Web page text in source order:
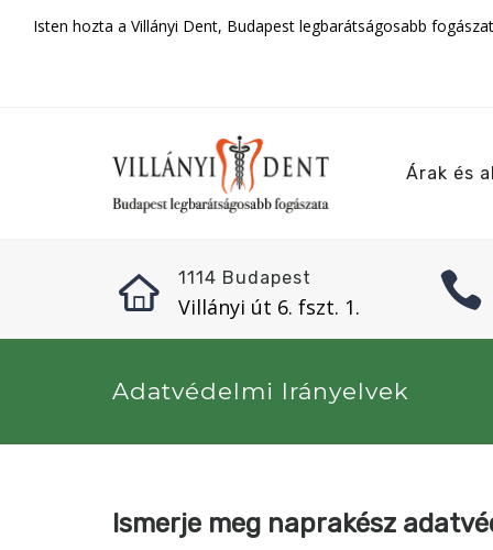
Isten hozta a Villányi Dent, Budapest legbarátságosabb
Árak és
1114 Budapest
Villányi út 6. fszt. 1.
Adatvédelmi Irányelvek
Ismerje meg naprakész